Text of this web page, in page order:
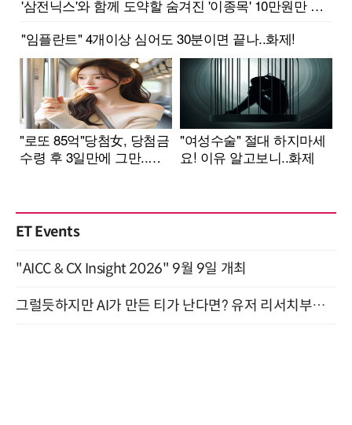
ET Events
"AICC & CX Insight 2026" 9월 9일 개최
그럴듯하지만 AI가 만든 티가 난다면? 유저 리서치부터 배포까지! (9/15)